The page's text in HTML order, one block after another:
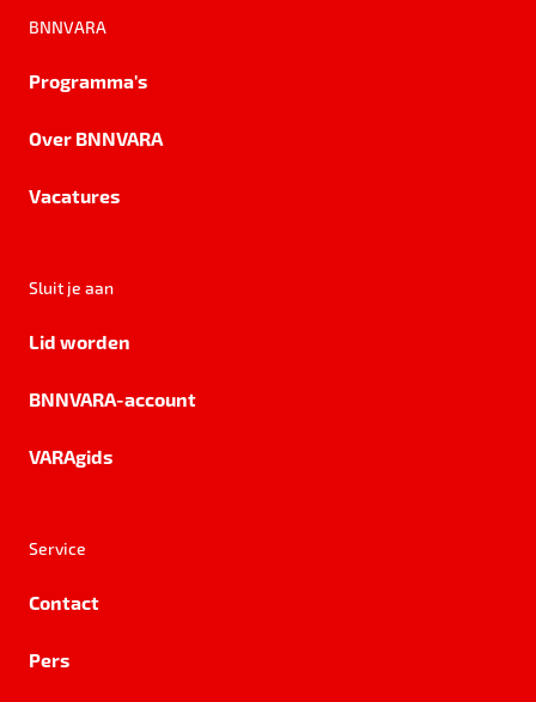
BNNVARA
Programma's
Over BNNVARA
Vacatures
Sluit je aan
Lid worden
BNNVARA-account
VARAgids
Service
Contact
Pers